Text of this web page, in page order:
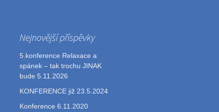
Nejnovější příspěvky
5.konference Relaxace a
spánek – tak trochu JINAK
bude 5.11.2026
KONFERENCE již 23.5.2024
Konference 6.11.2020